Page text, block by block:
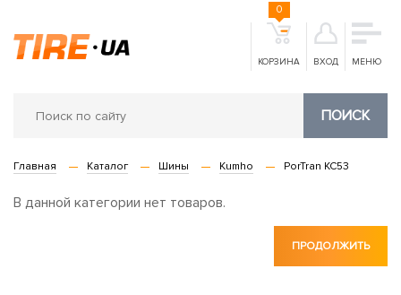
КОРЗИНА
0
ВХОД МЕНЮ
ПОИСК
Главная Каталог Шины Kumho PorTran KC53
В данной категории нет товаров.
ПРОДОЛЖИТЬ